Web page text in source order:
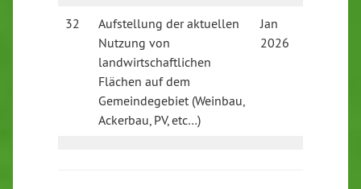
32
Aufstellung der aktuellen
Nutzung von
landwirtschaftlichen
Flächen auf dem
Gemeindegebiet (Weinbau,
Ackerbau, PV, etc…)
Jan
2026